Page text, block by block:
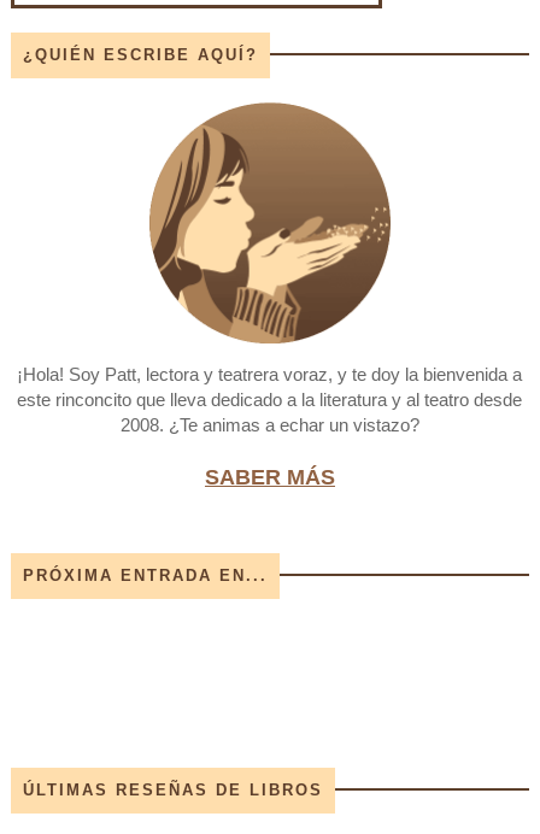
¿QUIÉN ESCRIBE AQUÍ?
¡Hola! Soy Patt, lectora y teatrera voraz, y te doy la bienvenida a
este rinconcito que lleva dedicado a la literatura y al teatro desde
2008. ¿Te animas a echar un vistazo?
SABER MÁS
PRÓXIMA ENTRADA EN...
ÚLTIMAS RESEÑAS DE LIBROS